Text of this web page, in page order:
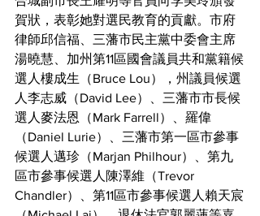
賀狀，表彰她對選民教育的貢獻。市府
律師邱信福、三藩市民主黨中委會主席
湯曉慧、加州第11區國會議員共和黨籍候
選人樓成生（Bruce Lou），州議員候選
人李志威（David Lee）、三藩市市長候
選人麥法恩（Mark Farrell）、羅偉
（Daniel Lurie）、三藩市第一區市參事
候選人邁珍（Marjan Philhour）、第九
區市參事候選人陳澤維（Trevor
Chandler）、第11區市參事候選人賴天宸